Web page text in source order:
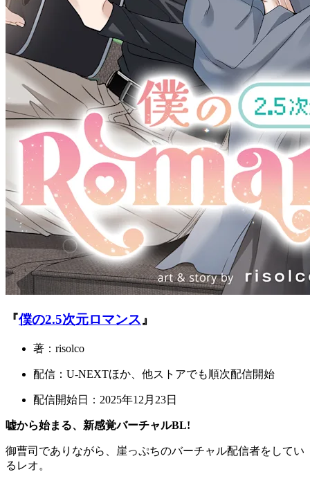
『僕の2.5次元ロマンス』
著：risolco
配信：U-NEXTほか、他ストアでも順次配信開始
配信開始日：2025年12月23日
嘘から始まる、新感覚バーチャルBL!
御曹司でありながら、崖っぷちのバーチャル配信者をしてい
るレオ。